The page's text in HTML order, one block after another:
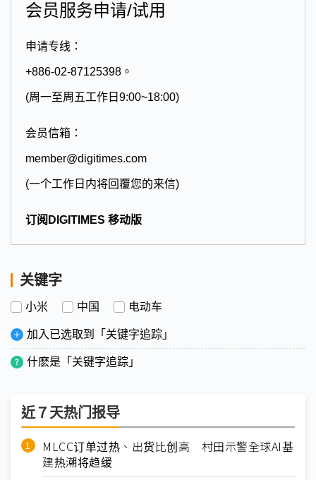
会员服务申请/试用
申请专线：
+886-02-87125398。
(周一至周五工作日9:00~18:00)
会员信箱：
member@digitimes.com
(一个工作日内将回覆您的来信)
订阅DIGITIMES 移动版
关键字
小米 中国 电动车
加入已选取到「关键字追踪」
什麽是「关键字追踪」
近７天热门报导
MLCC订单过热、出货比创高 村田示警全球AI基
建热潮将趋缓